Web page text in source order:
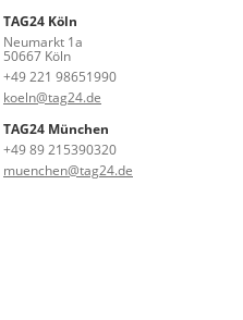
TAG24 Köln
Neumarkt 1a
50667 Köln
+49 221 98651990
koeln@tag24.de
TAG24 München
+49 89 215390320
muenchen@tag24.de